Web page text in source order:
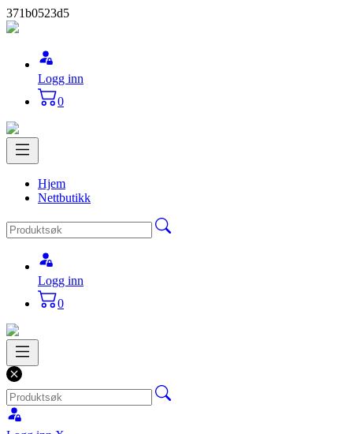
371b0523d5
Logg inn
0
Hjem
Nettbutikk
Logg inn
0